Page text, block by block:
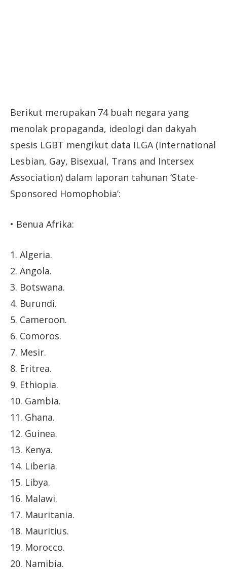
Berikut merupakan 74 buah negara yang
menolak propaganda, ideologi dan dakyah
spesis LGBT mengikut data ILGA (International
Lesbian, Gay, Bisexual, Trans and Intersex
Association) dalam laporan tahunan ‘State-
Sponsored Homophobia’:
• Benua Afrika:
1. Algeria.
2. Angola.
3. Botswana.
4. Burundi.
5. Cameroon.
6. Comoros.
7. Mesir.
8. Eritrea.
9. Ethiopia.
10. Gambia.
11. Ghana.
12. Guinea.
13. Kenya.
14. Liberia.
15. Libya.
16. Malawi.
17. Mauritania.
18. Mauritius.
19. Morocco.
20. Namibia.